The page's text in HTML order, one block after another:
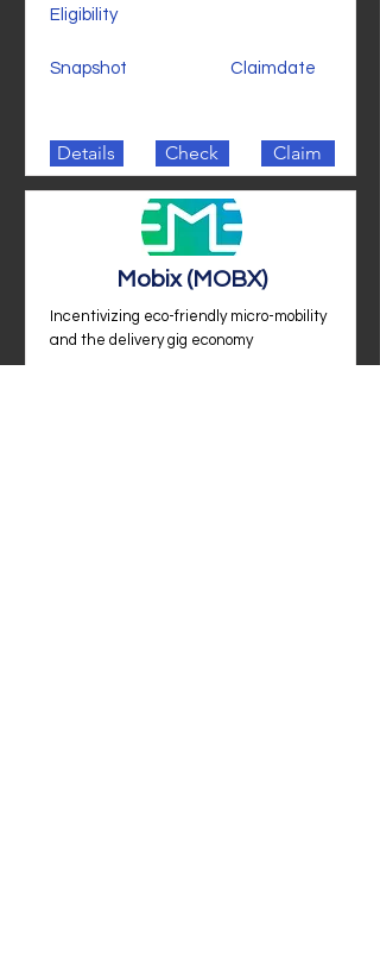
Eligibility
Snapshot Claimdate
Details Check Claim
Mobix (MOBX)
Incentivizing eco-friendly micro-mobility
and the delivery gig economy